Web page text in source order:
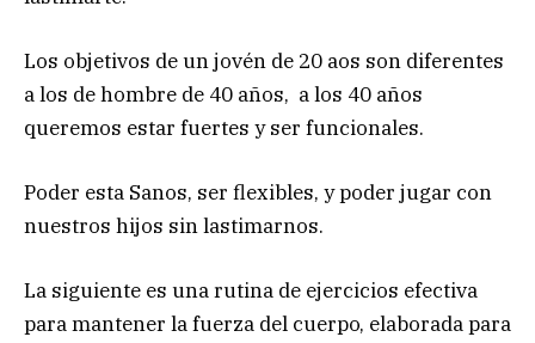
Los objetivos de un jovén de 20 aos son diferentes
a los de hombre de 40 años, a los 40 años
queremos estar fuertes y ser funcionales.
Poder esta Sanos, ser flexibles, y poder jugar con
nuestros hijos sin lastimarnos.
La siguiente es una rutina de ejercicios efectiva
para mantener la fuerza del cuerpo, elaborada para